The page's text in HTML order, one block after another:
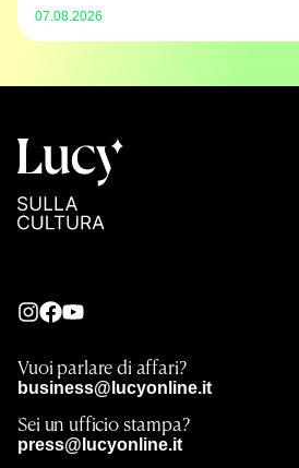
07.08.2026
Vuoi parlare di affari?
business@lucyonline.it
Sei un ufficio stampa?
press@lucyonline.it